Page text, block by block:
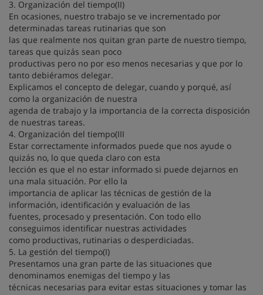
3. Organización del tiempo(II)
En ocasiones, nuestro trabajo se ve incrementado por
determinadas tareas rutinarias que son
las que realmente nos quitan gran parte de nuestro tiempo,
tareas que quizás sean poco
productivas pero no por eso menos necesarias y que por lo
tanto debiéramos delegar.
Explicamos el concepto de delegar, cuando y porqué, así
como la organización de nuestra
agenda de trabajo y la importancia de la correcta disposición
de nuestras tareas.
4. Organización del tiempo(III
Estar correctamente informados puede que nos ayude o
quizás no, lo que queda claro con esta
lección es que el no estar informado si puede dejarnos en
una mala situación. Por ello la
importancia de aplicar las técnicas de gestión de la
información, identificación y evaluación de las
fuentes, procesado y presentación. Con todo ello
conseguimos identificar nuestras actividades
como productivas, rutinarias o desperdiciadas.
5. La gestión del tiempo(I)
Presentamos una gran parte de las situaciones que
denominamos enemigas del tiempo y las
técnicas necesarias para evitar estas situaciones y tomar las